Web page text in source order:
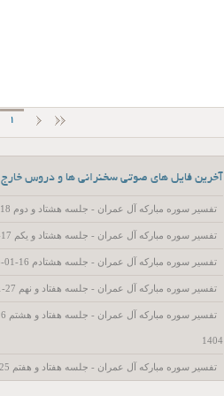
1
آخرین فایل های صوتی سخنرانی ها و دروس خارج
تفسیر سوره مبارکه آل عمران - جلسه هشتاد و دوم 18-01-1405
تفسیر سوره مبارکه آل عمران - جلسه هشتاد و یکم 17-01-1405
تفسیر سوره مبارکه آل عمران - جلسه هشتادم 16-01-1405
تفسیر سوره مبارکه آل عمران - جلسه هفتاد و نهم 27-11-1404
1404
تفسیر سوره مبارکه آل عمران - جلسه هفتاد و هفتم 25-11-1404